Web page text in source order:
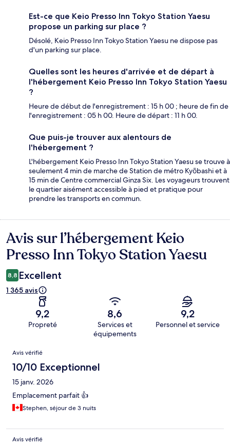
Est-ce que Keio Presso Inn Tokyo Station Yaesu
propose un parking sur place ?
Désolé, Keio Presso Inn Tokyo Station Yaesu ne dispose pas
d'un parking sur place.
Quelles sont les heures d'arrivée et de départ à
l'hébergement Keio Presso Inn Tokyo Station Yaesu
?
Heure de début de l'enregistrement : 15 h 00 ; heure de fin de
l'enregistrement : 05 h 00. Heure de départ : 11 h 00.
Que puis-je trouver aux alentours de
l'hébergement ?
L'hébergement Keio Presso Inn Tokyo Station Yaesu se trouve à
seulement 4 min de marche de Station de métro Kyōbashi et à
15 min de Centre commercial Ginza Six. Les voyageurs trouvent
le quartier aisément accessible à pied et pratique pour
prendre les transports en commun.
Avis
Avis sur l’hébergement Keio
Presso Inn Tokyo Station Yaesu
8,8 Excellent
1 365 avis
9,2
Propreté
8,6
Services et
équipements
9,2
Personnel et service
Avis
Avis vérifié
10/10 Exceptionnel
15 janv. 2026
Emplacement parfait 👍
Stephen, séjour de 3 nuits
Avis vérifié